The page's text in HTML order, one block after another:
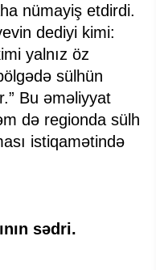
nümayiş etdirdi.
dediyi kimi:
yalnız öz
sülhün
Bu əməliyyat
də regionda sülh
istiqamətində
sədri.